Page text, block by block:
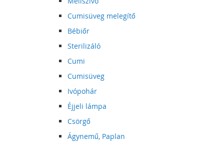
Cumisüveg melegítő
Bébiőr
Sterilizáló
Cumi
Cumisüveg
Ivópohár
Éjjeli lámpa
Csörgő
Ágynemű, Paplan